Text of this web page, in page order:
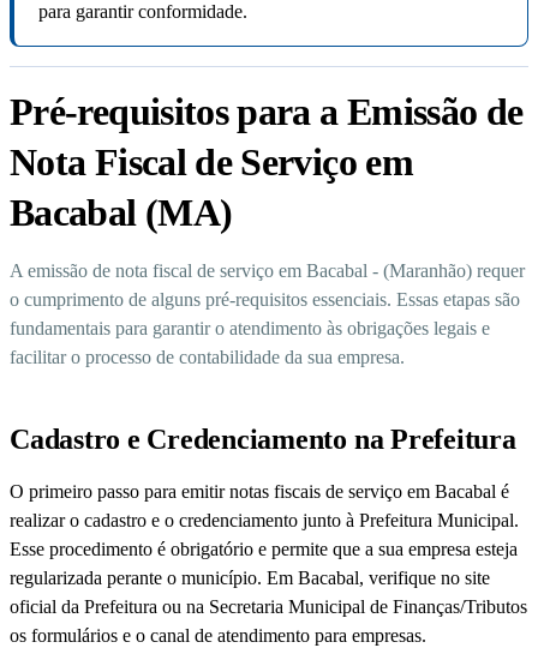
para garantir conformidade.
Pré-requisitos para a Emissão de
Nota Fiscal de Serviço em
Bacabal (MA)
A emissão de nota fiscal de serviço em Bacabal - (Maranhão) requer
o cumprimento de alguns pré-requisitos essenciais. Essas etapas são
fundamentais para garantir o atendimento às obrigações legais e
facilitar o processo de contabilidade da sua empresa.
Cadastro e Credenciamento na Prefeitura
O primeiro passo para emitir notas fiscais de serviço em Bacabal é
realizar o cadastro e o credenciamento junto à Prefeitura Municipal.
Esse procedimento é obrigatório e permite que a sua empresa esteja
regularizada perante o município. Em Bacabal, verifique no site
oficial da Prefeitura ou na Secretaria Municipal de Finanças/Tributos
os formulários e o canal de atendimento para empresas.